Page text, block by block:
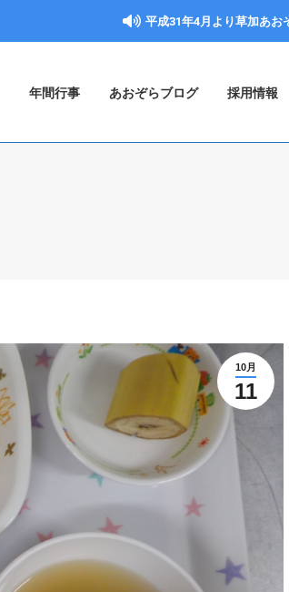
平成31年4月より草加あお
年間行事 あおぞらブログ 採用情報
10月
11